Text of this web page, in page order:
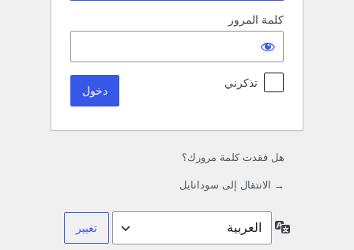
كلمة المرور
تذكرني
هل فقدت كلمة مرورك؟
→ الانتقال إلى سودانايل
اللغة